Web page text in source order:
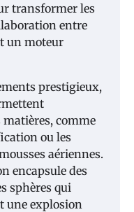
transformer les
entre
un moteur
prestigieux,
matières, comme
ou les
aériennes.
encapsule des
sphères qui
une explosion